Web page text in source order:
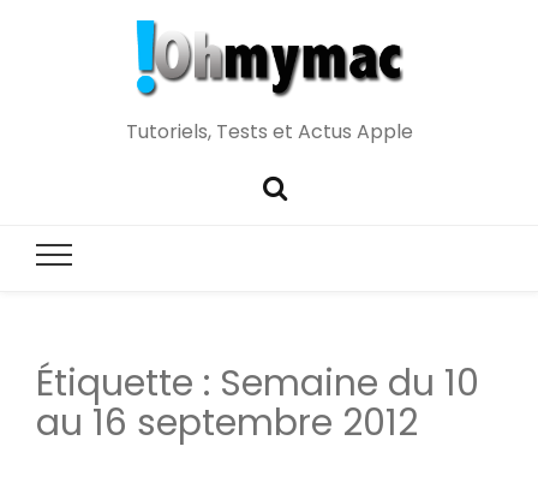
Tutoriels, Tests et Actus Apple
Étiquette : Semaine du 10
au 16 septembre 2012